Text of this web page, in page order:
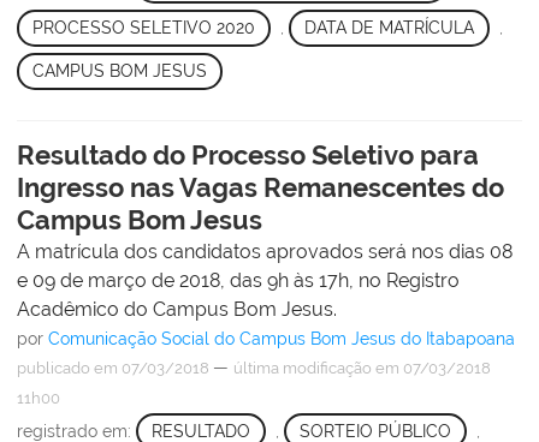
PROCESSO SELETIVO 2020 , DATA DE MATRÍCULA ,
CAMPUS BOM JESUS
Resultado do Processo Seletivo para
Ingresso nas Vagas Remanescentes do
Campus Bom Jesus
A matrícula dos candidatos aprovados será nos dias 08
e 09 de março de 2018, das 9h às 17h, no Registro
Acadêmico do Campus Bom Jesus.
por Comunicação Social do Campus Bom Jesus do Itabapoana
publicado em 07/03/2018 — última modificação em 07/03/2018
11h00
registrado em: RESULTADO SORTEIO PÚBLICO